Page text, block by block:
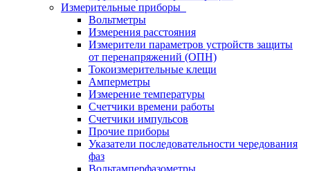
Измерительные приборы
Вольтметры
Измерения расстояния
Измерители параметров устройств защиты
от перенапряжений (ОПН)
Токоизмерительные клещи
Амперметры
Измерение температуры
Счетчики времени работы
Счетчики импульсов
Прочие приборы
Указатели последовательности чередования
фаз
Вольтамперфазометры